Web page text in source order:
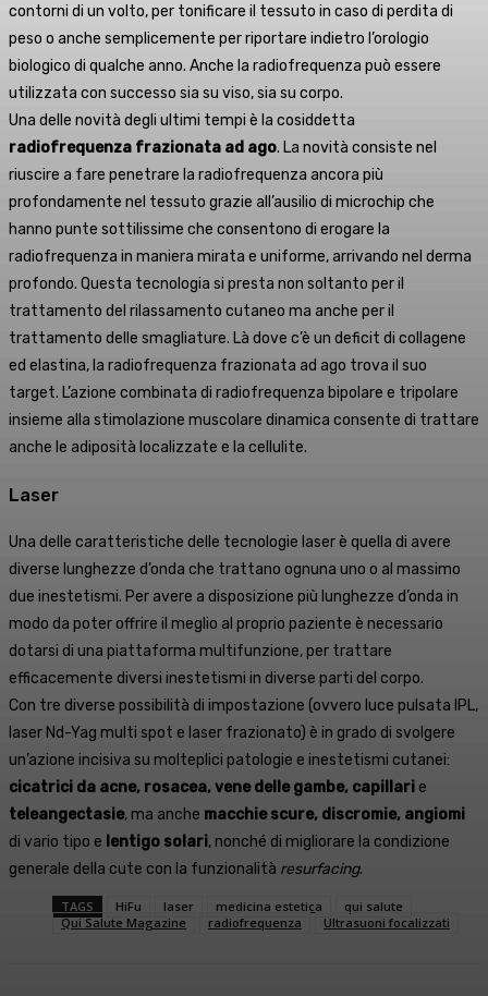
contorni di un volto, per tonificare il tessuto in caso di perdita di
peso o anche semplicemente per riportare indietro l’orologio
biologico di qualche anno. Anche la radiofrequenza può essere
utilizzata con successo sia su viso, sia su corpo.
Una delle novità degli ultimi tempi è la cosiddetta
radiofrequenza frazionata ad ago. La novità consiste nel
riuscire a fare penetrare la radiofrequenza ancora più
profondamente nel tessuto grazie all’ausilio di microchip che
hanno punte sottilissime che consentono di erogare la
radiofrequenza in maniera mirata e uniforme, arrivando nel derma
profondo. Questa tecnologia si presta non soltanto per il
trattamento del rilassamento cutaneo ma anche per il
trattamento delle smagliature. Là dove c’è un deficit di collagene
ed elastina, la radiofrequenza frazionata ad ago trova il suo
target. L’azione combinata di radiofrequenza bipolare e tripolare
insieme alla stimolazione muscolare dinamica consente di trattare
anche le adiposità localizzate e la cellulite.
Laser
Una delle caratteristiche delle tecnologie laser è quella di avere
diverse lunghezze d’onda che trattano ognuna uno o al massimo
due inestetismi. Per avere a disposizione più lunghezze d’onda in
modo da poter offrire il meglio al proprio paziente è necessario
dotarsi di una piattaforma multifunzione, per trattare
efficacemente diversi inestetismi in diverse parti del corpo.
Con tre diverse possibilità di impostazione (ovvero luce pulsata IPL,
laser Nd-Yag multi spot e laser frazionato) è in grado di svolgere
un’azione incisiva su molteplici patologie e inestetismi cutanei:
cicatrici da acne, rosacea, vene delle gambe, capillarie
teleangectasie, ma anche macchie scure, discromie, angiomi
di vario tipo e lentigo solari, nonché di migliorare la condizione
generale della cute con la funzionalità resurfacing.
TAGS HiFu laser medicina estetica
qui salute
Qui Salute Magazine
radiofrequenza Ultrasuoni focalizzati